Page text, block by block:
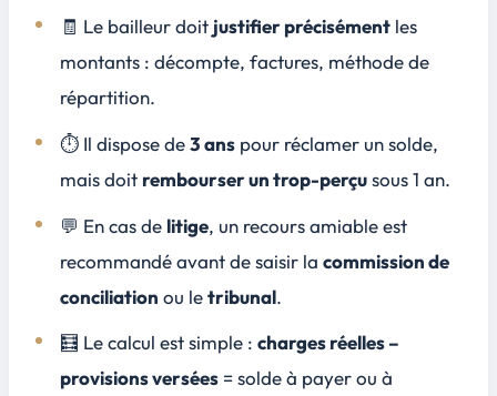
🧾 Le bailleur doit justifier précisément les
montants : décompte, factures, méthode de
répartition.
⏱ Il dispose de3 ans pour réclamer un solde,
mais doit rembourser un trop-perçusous 1 an.
💬 En cas de litige, un recours amiable est
recommandé avant de saisir lacommission de
conciliation ou letribunal.
🧮 Le calcul est simple :charges réelles –
provisions versées = solde à payer ou à